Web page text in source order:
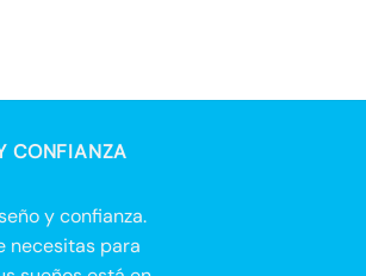
CONFIANZA
y confianza.
necesitas para